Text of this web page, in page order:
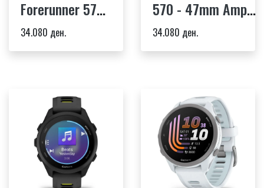
Forerunner 570
- 42mm Slate
Gray Aluminum
Translucent
34.080 ден.
570 - 47mm Amp
Yellow Aluminum
Translucent
Whitestone/
34.080 ден.